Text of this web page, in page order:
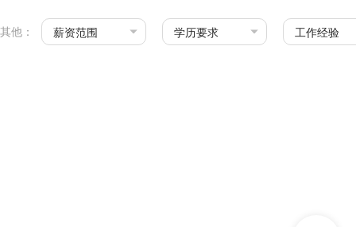
其他： 薪资范围 学历要求 工作经验